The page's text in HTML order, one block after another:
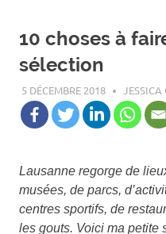
10 choses à
sélection
5 DÉCEMBRE 2018 JESSICA
Lausanne regorge de
musées, de parcs,
centres sportifs, de
les gouts. Voici ma petite